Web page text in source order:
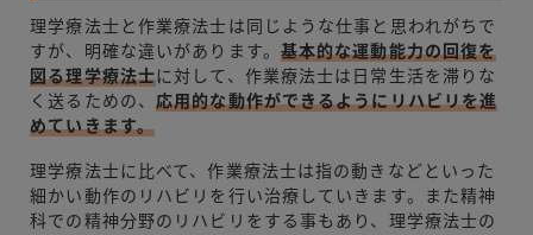
理学療法士と作業療法士は同じような仕事と思われがちで
すが、明確な違いがあります。 基本的な運動能力の回復を
図る理学療法士に対して、作業療法士は日常生活を滞りな
く送るための、応用的な動作ができるようにリハビリを進
めていきます。
理学療法士に比べて、作業療法士は指の動きなどといった
細かい動作のリハビリを行い治療していきます。また精神
科での精神分野のリハビリをする事もあり、理学療法士の